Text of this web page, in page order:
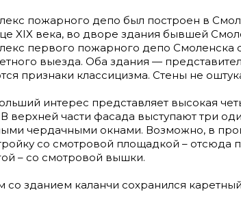
пожарного депо был построен в
XIX века, во дворе здания бывшей
первого пожарного депо Смоленска
выезда. Оба здания —
признаки классицизма. Стены не
интерес представляет высокая
В верхней части фасада выступают три
чердачными окнами. Возможно, в
со смотровой площадкой – отсюда
– со смотровой вышки.
со зданием каланчи сохранился